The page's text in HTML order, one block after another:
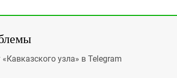
узла» в Telegram